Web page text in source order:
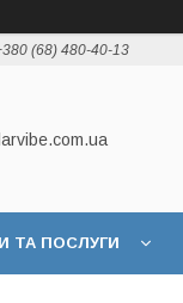
(68) 480-40-13
ТА ПОСЛУГИ